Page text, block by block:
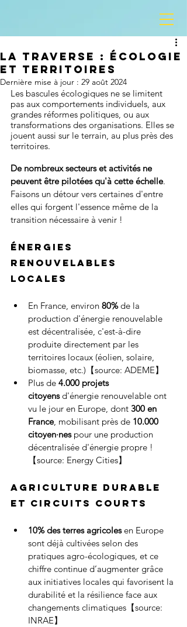
La Traverse : écologie
et territoires
Dernière mise à jour : 29 août 2024
Les bascules écologiques ne se limitent
pas aux comportements individuels, aux
grandes réformes politiques, ou aux
transformations des organisations. Elles se
jouent aussi sur le terrain, au plus près des
territoires.
De nombreux secteurs et activités ne
peuvent être pilotées qu'à cette échelle.
Faisons un détour vers certaines d'entre
elles qui forgent l'essence même de la
transition nécessaire à venir !
Énergies
renouvelables
locales
En France, environ 80% de la
production d'énergie renouvelable
est décentralisée, c'est-à-dire
produite directement par les
territoires locaux (éolien, solaire,
biomasse, etc.)【source: ADEME】
Plus de 4.000 projets
citoyens d'énergie renouvelable ont
vu le jour en Europe, dont 300 en
France, mobilisant près de 10.000
citoyen·nes pour une production
décentralisée d'énergie propre !
【source: Energy Cities】
Agriculture durable
et circuits courts
10% des terres agricoles en Europe
sont déjà cultivées selon des
pratiques agro-écologiques, et ce
chiffre continue d’augmenter grâce
aux initiatives locales qui favorisent la
durabilité et la résilience face aux
changements climatiques【source:
INRAE】